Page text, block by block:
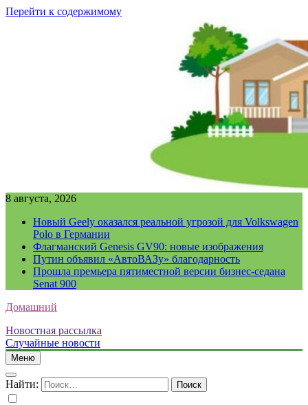
Перейти к содержимому
8 августа, 2026
Новый Geely оказался реальной угрозой для Volkswagen
Polo в Германии
Флагманский Genesis GV90: новые изображения
Путин объявил «АвтоВАЗу» благодарность
Прошла премьера пятиместной версии бизнес-седана
Senat 900
Домашний
Новостная рассылка
Случайные новости
Меню
Найти: